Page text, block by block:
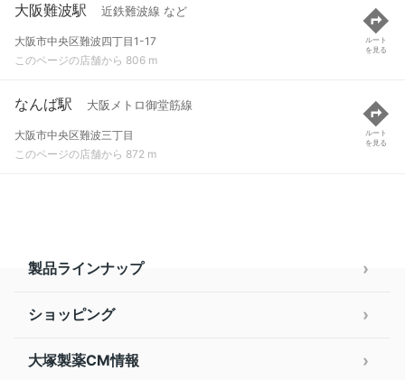
大阪難波駅 近鉄難波線 など
大阪市中央区難波四丁目1-17
このページの店舗から 806 m
ルート
を見る
なんば駅 大阪メトロ御堂筋線
大阪市中央区難波三丁目
このページの店舗から 872 m
ルート
を見る
製品ラインナップ
ショッピング
大塚製薬CM情報